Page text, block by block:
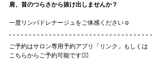
肩、首のつらさから抜け出しませんか？
一度リンパドレナージュをご体感ください☺️
ご予約はサロン専用予約アプリ「リンク」もしくは
こちらからご予約可能です💁‍♀️